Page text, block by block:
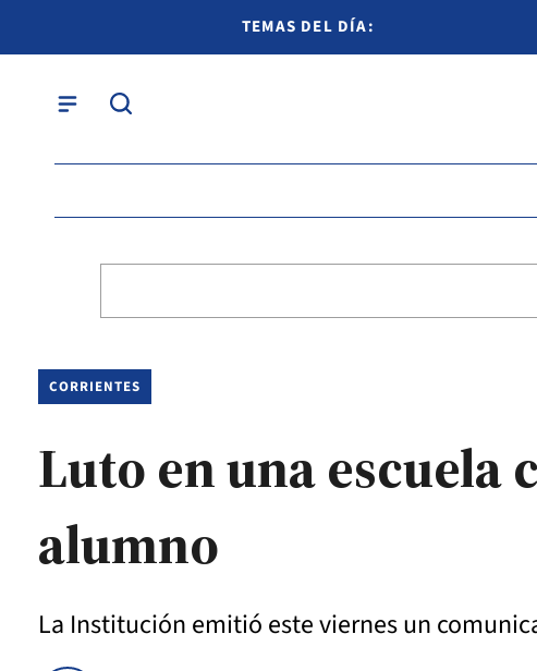
TEMAS DEL DÍA:
CORRIENTES
Luto en una
alumno
La Institución emitió este viernes un